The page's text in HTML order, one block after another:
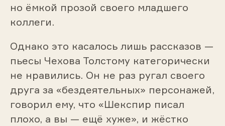
но ёмкой прозой своего младшего
коллеги.
Однако это касалось лишь рассказов —
пьесы Чехова Толстому категорически
не нравились. Он не раз ругал своего
друга за «бездеятельных» персонажей,
говорил ему, что «Шекспир писал
плохо, а вы — ещё хуже», и жёстко